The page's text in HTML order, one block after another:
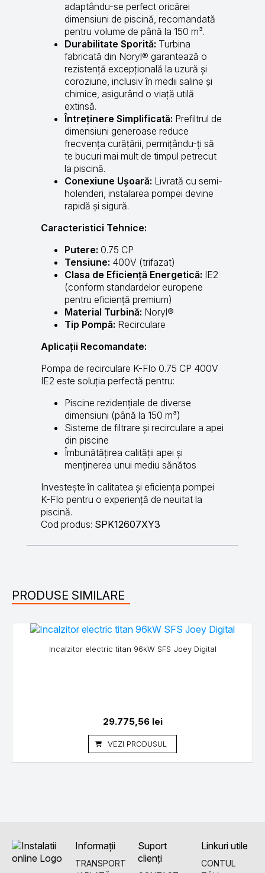
adaptându-se perfect oricărei
dimensiuni de piscină, recomandată
pentru volume de până la 150 m³.
Durabilitate Sporită: Turbina
fabricată din Noryl® garantează o
rezistență excepțională la uzură și
coroziune, inclusiv în medii saline și
chimice, asigurând o viață utilă
extinsă.
Întreținere Simplificată: Prefiltrul de
dimensiuni generoase reduce
frecvența curățării, permițându-ți să
te bucuri mai mult de timpul petrecut
la piscină.
Conexiune Ușoară: Livrată cu semi-
holenderi, instalarea pompei devine
rapidă și sigură.
Caracteristici Tehnice:
Putere: 0.75 CP
Tensiune: 400V (trifazat)
Clasa de Eficiență Energetică: IE2
(conform standardelor europene
pentru eficiență premium)
Material Turbină: Noryl®
Tip Pompă: Recirculare
Aplicații Recomandate:
Pompa de recirculare K-Flo 0.75 CP 400V
IE2 este soluția perfectă pentru:
Piscine rezidențiale de diverse
dimensiuni (până la 150 m³)
Sisteme de filtrare și recirculare a apei
din piscine
Îmbunătățirea calității apei și
menținerea unui mediu sănătos
Investește în calitatea și eficiența pompei
K-Flo pentru o experiență de neuitat la
piscină.
Cod produs: SPK12607XY3
PRODUSE SIMILARE
Incalzitor electric titan 96kW SFS Joey Digital
29.775,56 lei
VEZI PRODUSUL
Informații
TRANSPORT
Suport
clienți
Linkuri utile
CONTUL